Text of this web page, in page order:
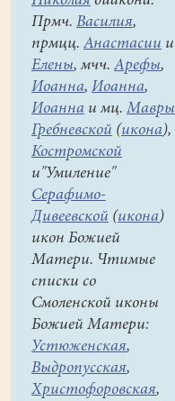
деятельность.
церковным
сторожем,
чтецом,
псаломщиком
Покровском
храме
Акулово,
алтарником
храме
иконы
Божией
Матери
«Знамение»
Прмч. Василия,
прмцц. Анастасии и
Елены, мчч. Арефы,
Иоанна, Иоанна,
Иоанна и мц. Мавры
Гребневской (икона),
Костромской
и"Умиление"
Серафимо-
Дивеевской (икона)
икон Божией
Матери. Чтимые
списки со
Смоленской иконы
Божией Матери:
Устюженская,
Выдропусская,
Христофоровская,